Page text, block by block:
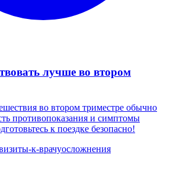
лучше во втором
во втором триместре обычно
противопоказания и симптомы
к поездке безопасно!
к-врачуосложнения